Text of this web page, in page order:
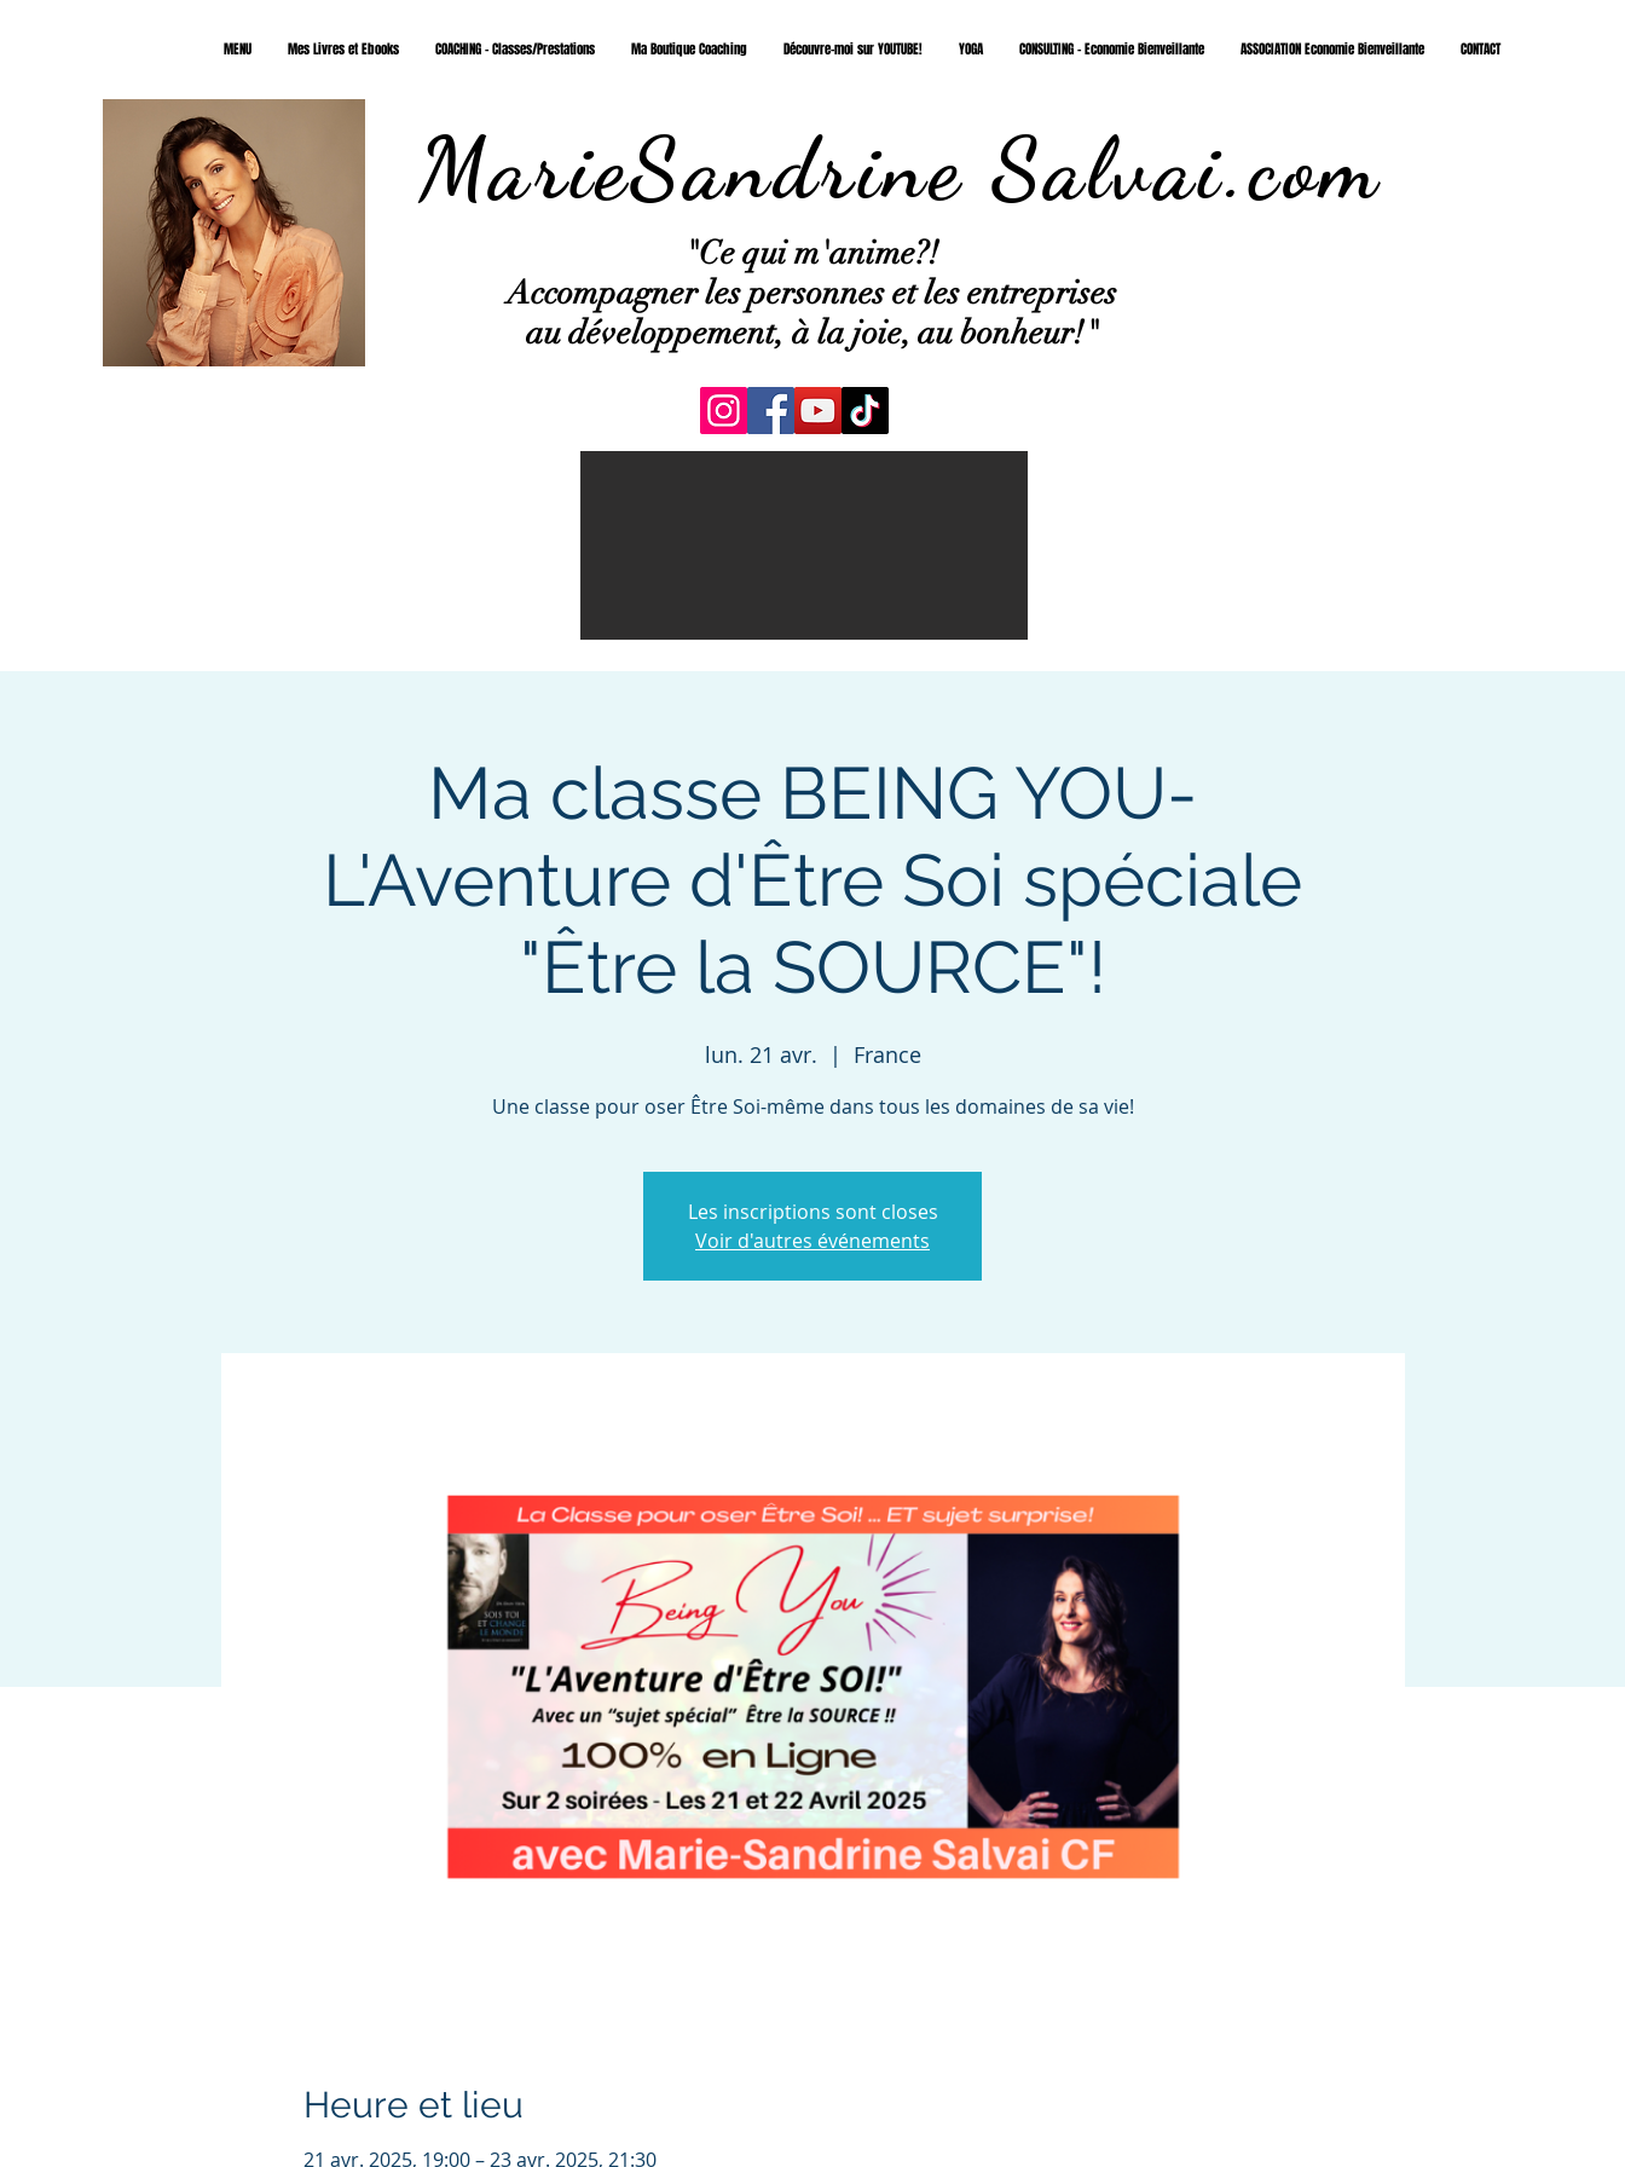
MENU Mes Livres et Ebooks COACHING - Classes/Prestations Ma Boutique Coaching Découvre-moi sur YOUTUBE! YOGA CONSULTING - Economie Bienveillante ASSOCIATION Economie Bienveillante CONTACT
MarieSandrine Salvai.com
"Ce quim'anime?!
Accompagner les personnes et les entreprises
au développement, à la joie, au bonheur!"
Ma classe BEING YOU-
L'Aventure d'Être Soi spéciale
"Être la SOURCE"!
lun. 21 avr.
  |
France
Une classe pour oser Être Soi-même dans tous les domaines de sa vie!
Les inscriptions sont closes
Voir d'autres événements
Heure et lieu
21 avr. 2025, 19:00 – 23 avr. 2025, 21:30